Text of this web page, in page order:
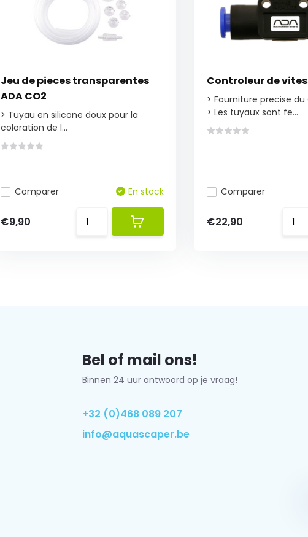
Jeu de pieces transparentes
ADA CO2
> Tuyau en silicone doux pour la
coloration de l...
Comparer En stock
€9,90
Controleur de
> Fourniture precise du
> Les tuyaux sont fe...
Comparer
€22,90
Bel of mail ons!
Binnen 24 uur antwoord op je vraag!
+32 (0)468 089 207
info@aquascaper.be